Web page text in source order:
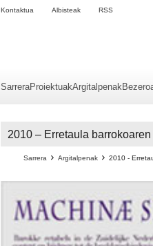
Kontaktua Albisteak RSS
SarreraProiektuakArgitalpenak
2010 – Erretaula
Sarrera Argitalpenak 2010 -